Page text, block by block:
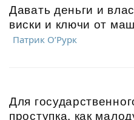
Давать деньги и
виски и ключи от
Патрик О’Рурк
Для
проступка, как